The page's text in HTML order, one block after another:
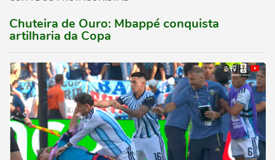
Chuteira de Ouro: Mbappé conquista
artilharia da Copa